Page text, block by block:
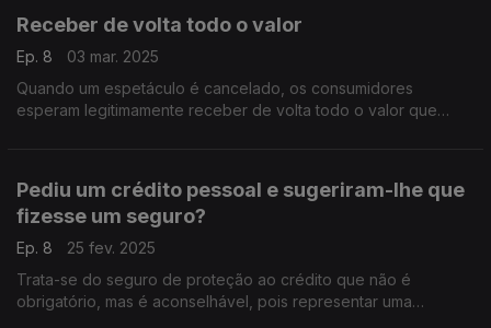
Receber de volta todo o valor
Ep. 8
03 mar. 2025
Quando um espetáculo é cancelado, os consumidores
esperam legitimamente receber de volta todo o valor que
Pediu um crédito pessoal e sugeriram-lhe que
fizesse um seguro?
Ep. 8
25 fev. 2025
Trata-se do seguro de proteção ao crédito que não é
obrigatório, mas é aconselhável, pois representar uma